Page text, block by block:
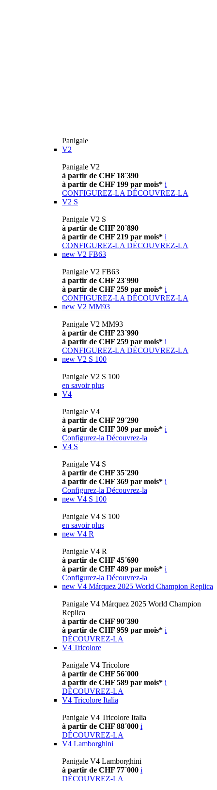
Panigale
V2
Panigale V2
à partir de CHF 18´390
à partir de CHF 199 par mois* i
CONFIGUREZ-LA DÉCOUVREZ-LA
V2 S
Panigale V2 S
à partir de CHF 20´890
à partir de CHF 219 par mois* i
CONFIGUREZ-LA DÉCOUVREZ-LA
new V2 FB63
Panigale V2 FB63
à partir de CHF 23´990
à partir de CHF 259 par mois* i
CONFIGUREZ-LA DÉCOUVREZ-LA
new V2 MM93
Panigale V2 MM93
à partir de CHF 23´990
à partir de CHF 259 par mois* i
CONFIGUREZ-LA DÉCOUVREZ-LA
new V2 S 100
Panigale V2 S 100
en savoir plus
V4
Panigale V4
à partir de CHF 29´290
à partir de CHF 309 par mois* i
Configurez-la Découvrez-la
V4 S
Panigale V4 S
à partir de CHF 35´290
à partir de CHF 369 par mois* i
Configurez-la Découvrez-la
new V4 S 100
Panigale V4 S 100
en savoir plus
new V4 R
Panigale V4 R
à partir de CHF 45´690
à partir de CHF 489 par mois* i
Configurez-la Découvrez-la
new V4 Márquez 2025 World Champion Replica
Panigale V4 Márquez 2025 World Champion
Replica
à partir de CHF 90´390
à partir de CHF 959 par mois* i
DÉCOUVREZ-LA
V4 Tricolore
Panigale V4 Tricolore
à partir de CHF 56´000
à partir de CHF 589 par mois* i
DÉCOUVREZ-LA
V4 Tricolore Italia
Panigale V4 Tricolore Italia
à partir de CHF 88´000 i
DÉCOUVREZ-LA
V4 Lamborghini
Panigale V4 Lamborghini
à partir de CHF 77´000 i
DÉCOUVREZ-LA